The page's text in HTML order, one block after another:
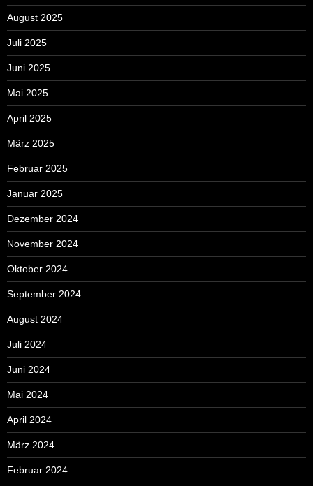
August 2025
Juli 2025
Juni 2025
Mai 2025
April 2025
März 2025
Februar 2025
Januar 2025
Dezember 2024
November 2024
Oktober 2024
September 2024
August 2024
Juli 2024
Juni 2024
Mai 2024
April 2024
März 2024
Februar 2024